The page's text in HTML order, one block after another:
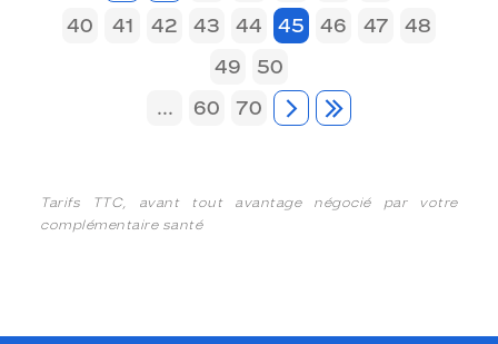
40
41 42 43 44 45 46 47
48
49
50
...
60 70
Tarifs TTC, avant tout avantage négocié par votre
complémentaire santé